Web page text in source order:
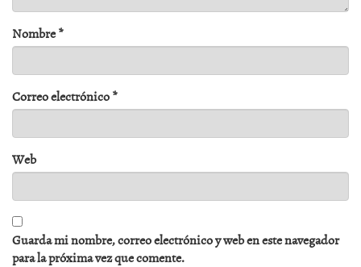
Nombre*
Correo electrónico*
Web
Guarda mi nombre, correo electrónico y web en este navegador
para la próxima vez que comente.